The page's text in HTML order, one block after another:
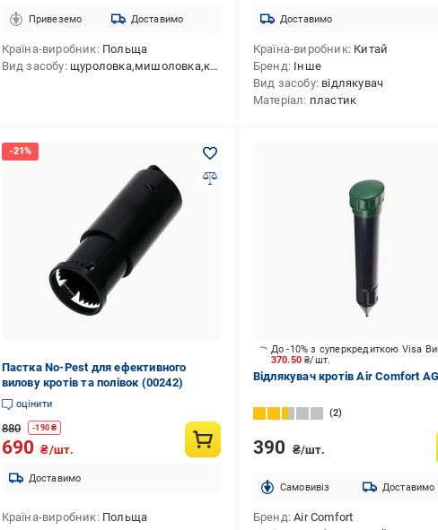
Привеземо Доставимо
Країна-виробник Польща
Вид засобу щуроловка,мишоловка,капкан,пастка
Доставимо
Країна-виробник Китай
Бренд Інше
Вид засобу відлякувач
Матеріал пластик
Пастка No-Pest для ефективного
вилову кротів та полівок (00242)
оцінити
880 -190 ₴
690 ₴/шт.
Доставимо
Країна-виробник Польща
370.50₴/шт.
До -10% з суперкредиткою Visa
Відлякувач кротів Air Comfort
2
390 ₴/шт.
Cамовивіз Доставимо
Бренд Air Comfort